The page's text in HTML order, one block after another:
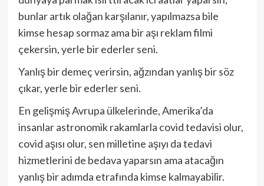
bunlar artık olağan karşılanır, yapılmazsa bile
kimse hesap sormaz ama bir aşı reklam filmi
çekersin, yerle bir ederler seni.
Yanlış bir demeç verirsin, ağzından yanlış bir söz
çıkar, yerle bir ederler seni.
En gelişmiş Avrupa ülkelerinde, Amerika’da
insanlar astronomik rakamlarla covid tedavisi olur,
covid aşısı olur, sen milletine aşıyı da tedavi
hizmetlerini de bedava yaparsın ama atacağın
yanlış bir adımda etrafında kimse kalmayabilir.